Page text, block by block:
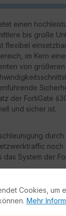
einen
bis große
flexibel
im Kern
von größeren
der FortiGate
und sicher ist.
durch
noch
System der
Cookies, um
Mehr